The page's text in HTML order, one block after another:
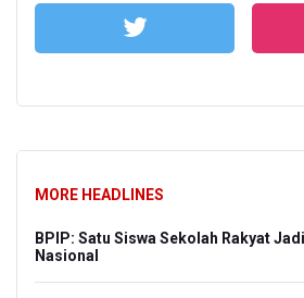
MORE HEADLINES
BPIP: Satu Siswa Sekolah Rakyat
Nasional